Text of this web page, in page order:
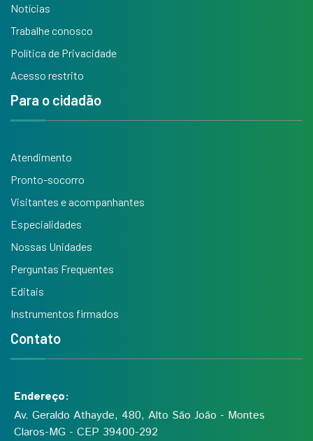
Notícias
Trabalhe conosco
Política de Privacidade
Acesso restrito
Para o cidadão
Atendimento
Pronto-socorro
Visitantes e acompanhantes
Especialidades
Nossas Unidades
Perguntas Frequentes
Editais
Instrumentos firmados
Contato
Endereço:
Av. Geraldo Athayde, 480, Alto São João - Montes
Claros-MG - CEP 39400-292